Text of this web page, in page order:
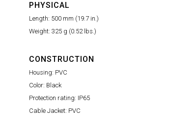
PHYSICAL
Length: 500 mm (19.7 in.)
Weight: 325 g (0.52 lbs.)
CONSTRUCTION
Housing: PVC
Color: Black
Protection rating: IP65
Cable Jacket: PVC